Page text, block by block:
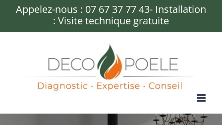
PasserAppelez-nous : 07 67 37 77 43- Installation
: Visite technique gratuite